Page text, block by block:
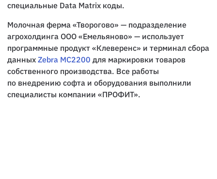
специальные Data Matrix коды.
Молочная ферма «Творогово» — подразделение
агрохолдинга ООО «Емельяново» — использует
программные продукт «Клеверенс» и терминал сбора
данных Zebra MC2200 для маркировки товаров
собственного производства. Все работы
по внедрению софта и оборудования выполнили
специалисты компании «ПРОФИТ».